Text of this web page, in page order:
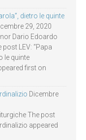
dietro le quinte
29, 2020
Dario Edoardo
LEV: “Papa
le quinte
first on
Dicembre
The post
appeared